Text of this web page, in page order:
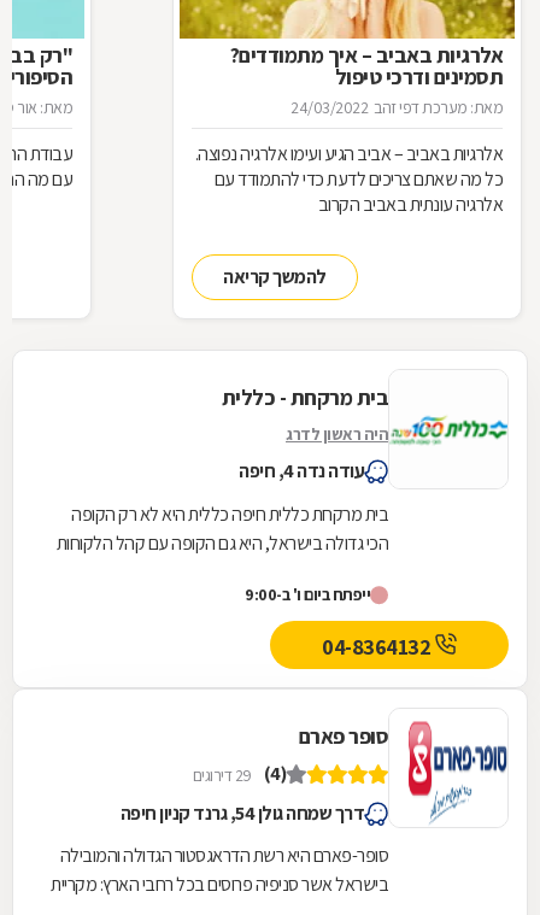
אלרגיות באביב – איך מתמודדים?
תסמינים ודרכי טיפול
מאת: מערכת דפי זהב 24/03/2022
אלרגיות באביב – אביב הגיע ועימו אלרגיה נפוצה.
כל מה שאתם צריכים לדעת כדי להתמודד עם
אלרגיה עונתית באביב הקרוב
להמשך קריאה
"רק
מאת: אור
עבודת
עם מה הם
בית מרקחת - כללית
היה ראשון לדרג
עודה נדה 4, חיפה
בית מרקחת כללית חיפה כללית היא לא רק הקופה
הכי גדולה בישראל, היא גם הקופה עם קהל הלקוחות
שירות...
ייפתח ביום ו' ב-9:00
סופר פארם
(4) 29 דירוגים
דרך שמחה גולן 54, גרנד קניון חיפה
סופר-פארם היא רשת הדראגסטור הגדולה והמובילה
בישראל אשר סניפיה פרוסים בכל רחבי הארץ: מקריית